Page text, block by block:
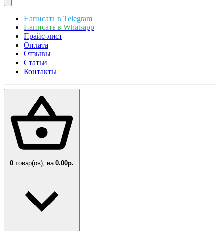
Написать в Telegram
Написать в Whatsapp
Прайс-лист
Оплата
Отзывы
Статьи
Контакты
0 товар(ов), на 0.00р.